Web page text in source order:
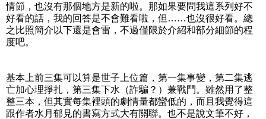
情節，也沒有那個地方是新的啦。那如果要問我這系列好不
好看的話，我的回答是不會難看啦，但……也沒很好看。總
之比照簡介以下還是會雷，不過僅限於介紹和部分細節的程
度吧。
基本上前三集可以算是世子上位篇，第一集事變，第二集逃
亡加心理掙扎，第三集下水（詐騙？）兼戰鬥。雖然用了整
整三本，但其實每集裡頭的劇情量都蠻低的，而且我覺得這
跟作者水月郁見的書寫方式大有關聯。也不是說文筆不好，